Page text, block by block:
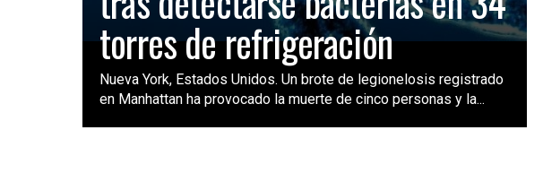
torres de refrigeración
Nueva York, Estados Unidos. Un brote de legionelosis registrado
en Manhattan ha provocado la muerte de cinco personas y la...